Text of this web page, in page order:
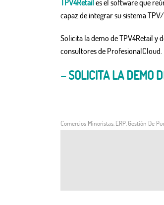
TPV4Retail es el software que
capaz de integrar su sistema
Solicita la demo de TPV4Retail y
consultores de ProfesionalCloud.
– SOLICITA LA DEMO
Comercios Minoristas, ERP, Gestión De